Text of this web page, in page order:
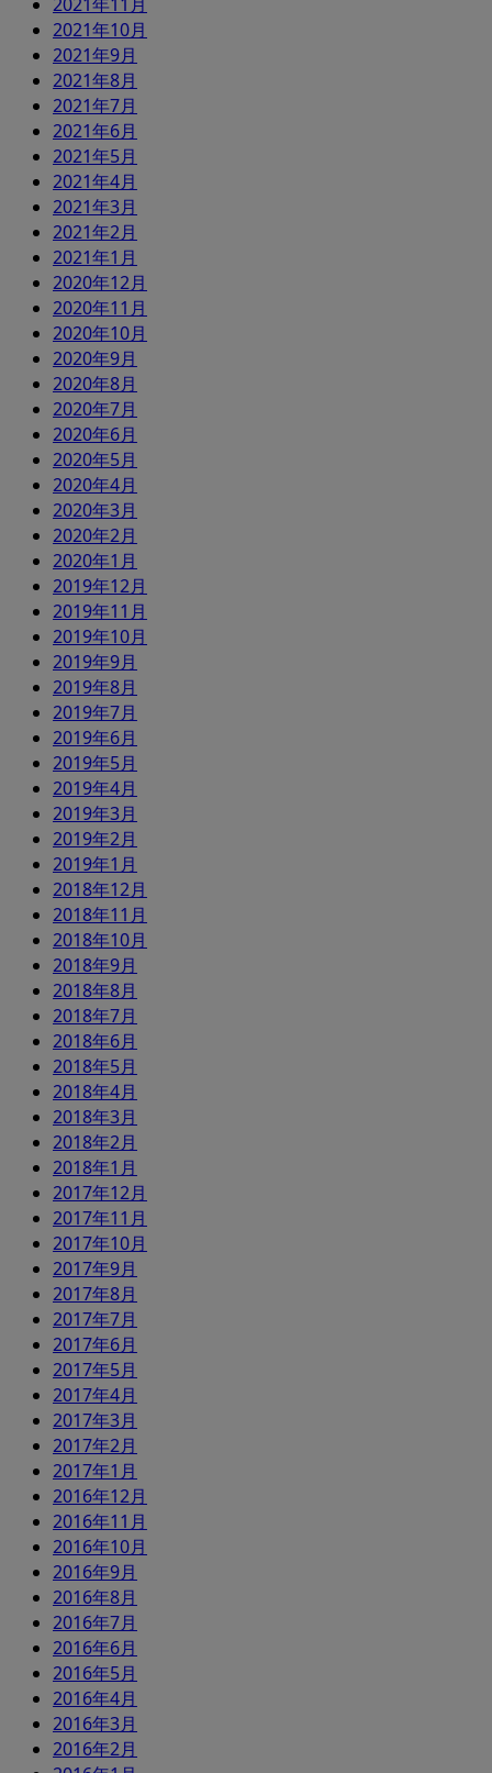
2021年10月
2021年9月
2021年8月
2021年7月
2021年6月
2021年5月
2021年4月
2021年3月
2021年2月
2021年1月
2020年12月
2020年11月
2020年10月
2020年9月
2020年8月
2020年7月
2020年6月
2020年5月
2020年4月
2020年3月
2020年2月
2020年1月
2019年12月
2019年11月
2019年10月
2019年9月
2019年8月
2019年7月
2019年6月
2019年5月
2019年4月
2019年3月
2019年2月
2019年1月
2018年12月
2018年11月
2018年10月
2018年9月
2018年8月
2018年7月
2018年6月
2018年5月
2018年4月
2018年3月
2018年2月
2018年1月
2017年12月
2017年11月
2017年10月
2017年9月
2017年8月
2017年7月
2017年6月
2017年5月
2017年4月
2017年3月
2017年2月
2017年1月
2016年12月
2016年11月
2016年10月
2016年9月
2016年8月
2016年7月
2016年6月
2016年5月
2016年4月
2016年3月
2016年2月